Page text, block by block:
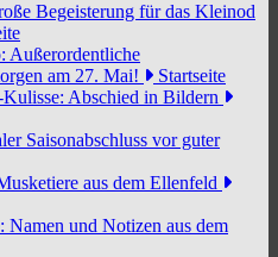
Begeisterung für das Kleinod
Außerordentliche
am 27. Mai!
Startseite
Abschied in Bildern
Saisonabschluss vor guter
aus dem Ellenfeld
Namen und Notizen aus dem